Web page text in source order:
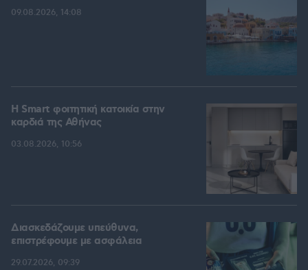
09.08.2026, 14:08
Η Smart φοιτητική κατοικία στην
καρδιά της Αθήνας
03.08.2026, 10:56
Διασκεδάζουμε υπεύθυνα,
επιστρέφουμε με ασφάλεια
29.07.2026, 09:39